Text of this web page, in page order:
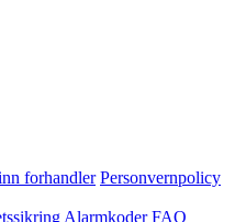
forhandler Personvernpolicy
Alarmkoder FAQ